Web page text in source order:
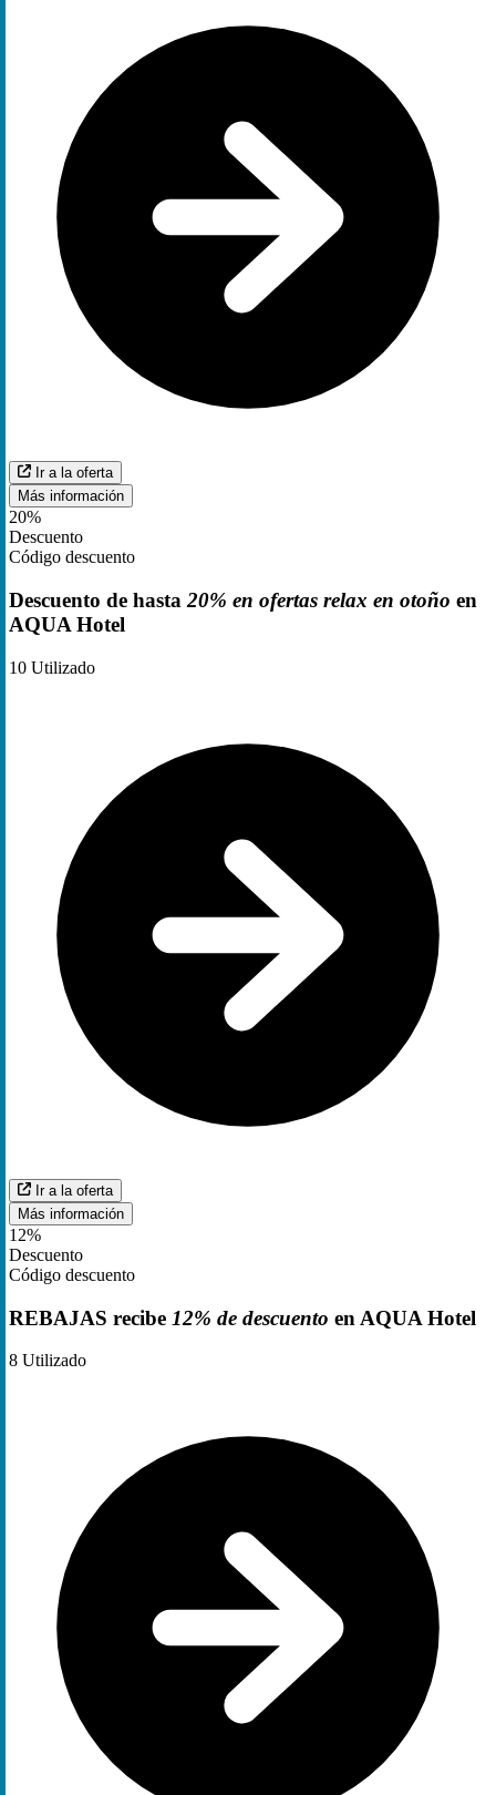
Ir a la oferta
Más información
20%
Descuento
Código descuento
Descuento de hasta 20% en ofertas relax en otoño en
AQUA Hotel
10 Utilizado
Ir a la oferta
Más información
12%
Descuento
Código descuento
REBAJAS recibe 12% de descuento en AQUA Hotel
8 Utilizado